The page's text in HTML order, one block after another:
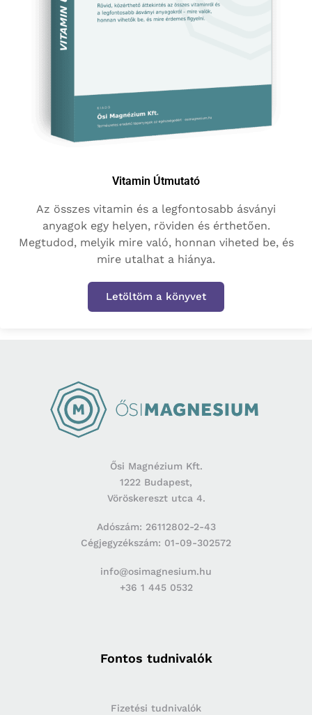
Vitamin Útmutató
Az összes vitamin és a legfontosabb ásványi
anyagok egy helyen, röviden és érthetően.
Megtudod, melyik mire való, honnan viheted be, és
mire utalhat a hiánya.
Letöltöm a könyvet
Ősi Magnézium Kft.
1222 Budapest,
Vöröskereszt utca 4.
Adószám: 26112802-2-43
Cégjegyzékszám: 01-09-302572
info@osimagnesium.hu
+36 1 445 0532
Fontos tudnivalók
Fizetési tudnivalók